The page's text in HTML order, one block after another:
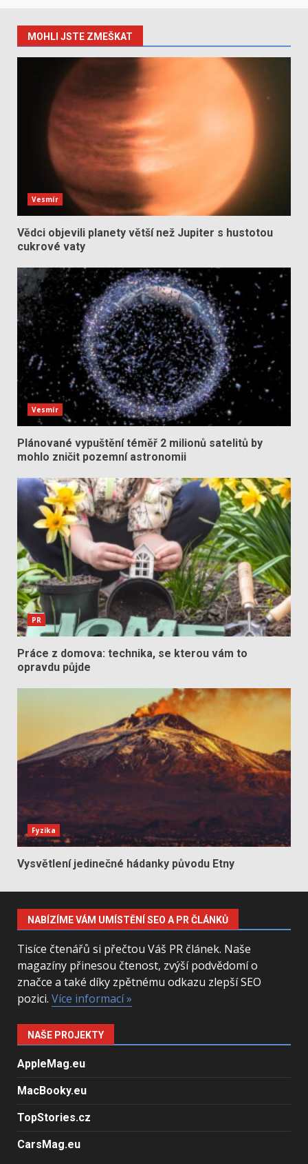
MOHLI JSTE ZMEŠKAT
Vesmír
Vědci objevili planety větší než Jupiter s hustotou
cukrové vaty
Vesmír
Plánované vypuštění téměř 2 milionů satelitů by
mohlo zničit pozemní astronomii
PR
Práce z domova: technika, se kterou vám to
opravdu půjde
Fyzika
Vysvětlení jedinečné hádanky původu Etny
NABÍZÍME VÁM UMÍSTĚNÍ SEO A PR ČLÁNKŮ
Tisíce čtenářů si přečtou Váš PR článek. Naše
magazíny přinesou čtenost, zvýší podvědomí o
značce a také díky zpětnému odkazu zlepší SEO
pozici. Více informací »
NAŠE PROJEKTY
AppleMag.eu
MacBooky.eu
TopStories.cz
CarsMag.eu